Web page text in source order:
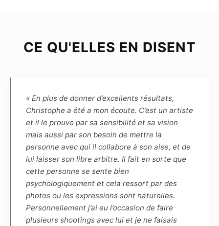
Chaque séance de prise de vue est soit libre,
contraintes afin que chacun s’y prépare.
Article 4
Le choix des photographies sera fait
uniquement par le photographe, sans
engagement sur le nombre. Pour indication,
pour une séance de 1h30, une dizaine de
photos sont généralement retenues.
Le photographe s’engage à remettre sous 5
semaines, par voie numérique, les
photographies de la séance. La haute définition
CE QU'ELLES EN DISENT
« En plus de donner d’excellents résultats,
Christophe a été a mon écoute. C’est un artiste
et il le prouve par sa sensibilité et sa vision
mais aussi par son besoin de mettre la
personne avec qui il collabore à son aise, et de
lui laisser son libre arbitre. Il fait en sorte que
cette personne se sente bien
psychologiquement et cela ressort par des
photos ou les expressions sont naturelles.
Personnellement j’ai eu l’occasion de faire
plusieurs shootings avec lui et je ne faisais